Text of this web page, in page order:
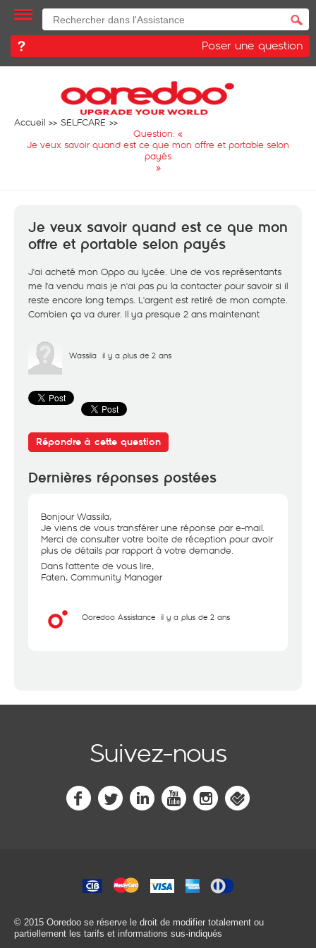
Poser une question
Accueil
SELFCARE
Question: «
Je veux savoir quand est ce que mon offre et portable selon
payés
»
Je veux savoir quand est ce que mon
offre et portable selon payés
J'ai acheté mon Oppo au lycée. Une de vos représentants
me l'a vendu mais je n'ai pas pu la contacter pour savoir si il
reste encore long temps. L'argent est retiré de mon compte.
Combien ça va durer. Il ya presque 2 ans maintenant
Wassila il y a plus de 2 ans
Répondre à cette question
Dernières réponses postées
Bonjour Wassila,
Je viens de vous transférer une réponse par e-mail.
Merci de consulter votre boite de réception pour avoir
plus de détails par rapport à votre demande.
Dans l'attente de vous lire,
Faten, Community Manager
Ooredoo Assistance il y a plus de 2 ans
Suivez-nous
© 2015 Ooredoo se réserve le droit de modifier totalement ou
partiellement les tarifs et informations sus-indiqués